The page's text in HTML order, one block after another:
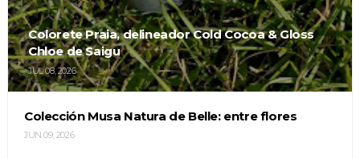
Colorete Praia, delineador Cold Cocoa & Gloss
Chloe de Saigu
JUL 08, 2026
Colección Musa Natura de Belle: entre flores
JUN 09, 2026